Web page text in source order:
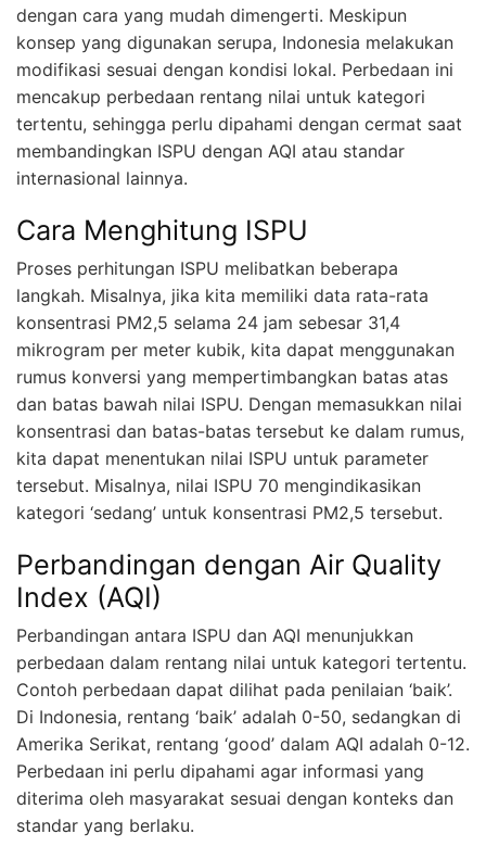
dengan cara yang mudah dimengerti. Meskipun
konsep yang digunakan serupa, Indonesia melakukan
modifikasi sesuai dengan kondisi lokal. Perbedaan ini
mencakup perbedaan rentang nilai untuk kategori
tertentu, sehingga perlu dipahami dengan cermat saat
membandingkan ISPU dengan AQI atau standar
internasional lainnya.
Cara Menghitung ISPU
Proses perhitungan ISPU melibatkan beberapa
langkah. Misalnya, jika kita memiliki data rata-rata
konsentrasi PM2,5 selama 24 jam sebesar 31,4
mikrogram per meter kubik, kita dapat menggunakan
rumus konversi yang mempertimbangkan batas atas
dan batas bawah nilai ISPU. Dengan memasukkan nilai
konsentrasi dan batas-batas tersebut ke dalam rumus,
kita dapat menentukan nilai ISPU untuk parameter
tersebut. Misalnya, nilai ISPU 70 mengindikasikan
kategori ‘sedang’ untuk konsentrasi PM2,5 tersebut.
Perbandingan dengan Air Quality
Index (AQI)
Perbandingan antara ISPU dan AQI menunjukkan
perbedaan dalam rentang nilai untuk kategori tertentu.
Contoh perbedaan dapat dilihat pada penilaian ‘baik’.
Di Indonesia, rentang ‘baik’ adalah 0-50, sedangkan di
Amerika Serikat, rentang ‘good’ dalam AQI adalah 0-12.
Perbedaan ini perlu dipahami agar informasi yang
diterima oleh masyarakat sesuai dengan konteks dan
standar yang berlaku.